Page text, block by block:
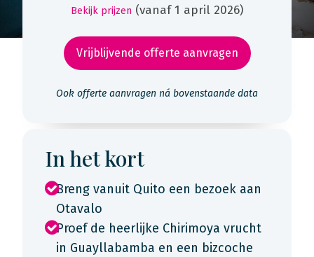
Bekijk prijzen (vanaf 1 april 2026)
Vrijblijvende offerte aanvragen
Ook offerte aanvragen ná bovenstaande data
In het kort
Breng vanuit Quito een bezoek aan
Otavalo
Proef de heerlijke Chirimoya vrucht
in Guayllabamba en een bizcoche